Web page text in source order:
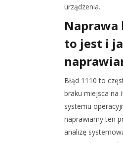
urządzenia.
Naprawa
to jest i
Błąd 1110 to
braku miejsca na
systemu
naprawiamy ten
analizę